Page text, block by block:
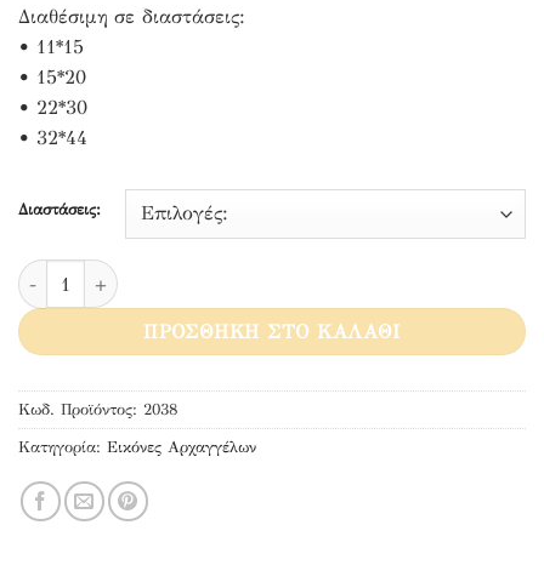
Διαθέσιμη σε διαστάσεις:
• 11*15
• 15*20
• 22*30
• 32*44
Διαστάσεις:
Αρχάγγελοι Μιχαήλ και Γαβριήλ ποσότητα
ΠΡΟΣΘΉΚΗ ΣΤΟ ΚΑΛΆΘΙ
Κωδ. Προϊόντος: 2038
Κατηγορία: Εικόνες Αρχαγγέλων